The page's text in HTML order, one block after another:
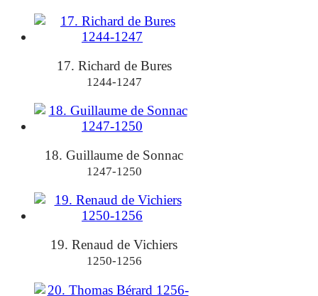
17. Richard de Bures
1244-1247
18. Guillaume de Sonnac
1247-1250
19. Renaud de Vichiers
1250-1256